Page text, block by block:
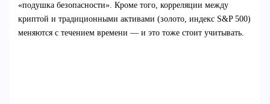
«подушка безопасности». Кроме того, корреляции между
криптой и традиционными активами (золото, индекс S&P 500)
меняются с течением времени — и это тоже стоит учитывать.